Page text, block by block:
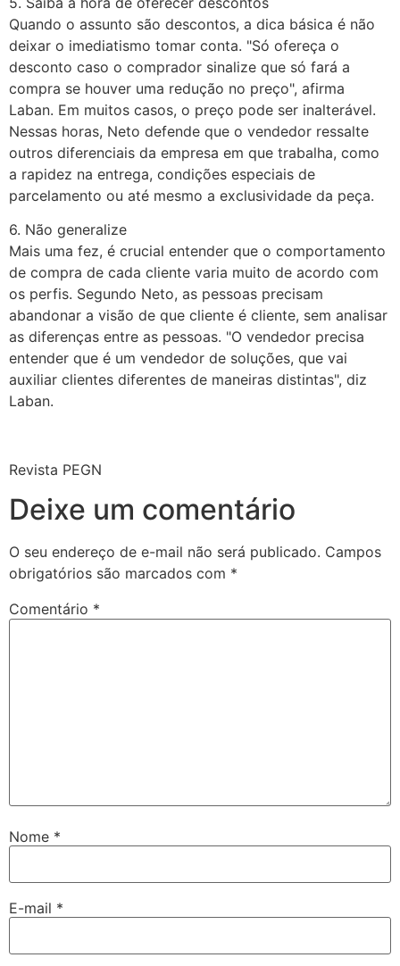
Quando o assunto são descontos, a dica básica é não
deixar o imediatismo tomar conta. "Só ofereça o
desconto caso o comprador sinalize que só fará a
compra se houver uma redução no preço", afirma
Laban. Em muitos casos, o preço pode ser inalterável.
Nessas horas, Neto defende que o vendedor ressalte
outros diferenciais da empresa em que trabalha, como
a rapidez na entrega, condições especiais de
parcelamento ou até mesmo a exclusividade da peça.
6. Não generalize
Mais uma fez, é crucial entender que o comportamento
de compra de cada cliente varia muito de acordo com
os perfis. Segundo Neto, as pessoas precisam
abandonar a visão de que cliente é cliente, sem analisar
as diferenças entre as pessoas. "O vendedor precisa
entender que é um vendedor de soluções, que vai
auxiliar clientes diferentes de maneiras distintas", diz
Laban.
Revista PEGN
Deixe um comentário
O seu endereço de e-mail não será publicado. Campos
obrigatórios são marcados com *
Comentário *
Nome *
E-mail *